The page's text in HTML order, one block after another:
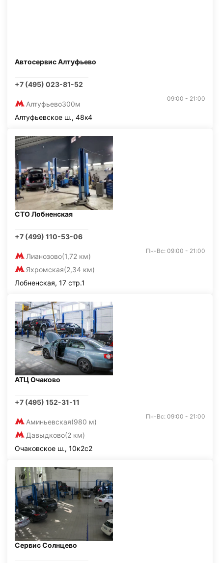
Автосервис Алтуфьево
+7 (495) 023-81-52
Алтуфьево300м
09:00 - 21:00
Алтуфьевское ш., 48к4
СТО Лобненская
+7 (499) 110-53-06
Лианозово(1,72 км)
Яхромская(2,34 км)
Пн-Вс: 09:00 - 21:00
Лобненская, 17 стр.1
АТЦ Очаково
+7 (495) 152-31-11
Аминьевская(980 м)
Давыдково(2 км)
Пн-Вс: 09:00 - 21:00
Очаковское ш., 10к2с2
Сервис Солнцево